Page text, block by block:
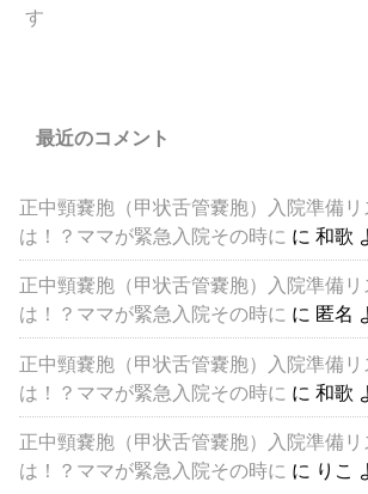
す
最近のコメント
正中頸嚢胞（甲状舌管嚢胞）入院準備
は！？ママが緊急入院その時に に和歌
正中頸嚢胞（甲状舌管嚢胞）入院準備
は！？ママが緊急入院その時に に 匿名
正中頸嚢胞（甲状舌管嚢胞）入院準備
は！？ママが緊急入院その時に に和歌
正中頸嚢胞（甲状舌管嚢胞）入院準備
は！？ママが緊急入院その時に に りこ